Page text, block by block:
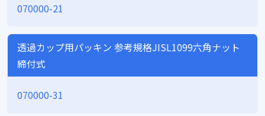
070000-21
透過カップ用パッキン 参考規格JISL1099六角ナット
締付式
070000-31